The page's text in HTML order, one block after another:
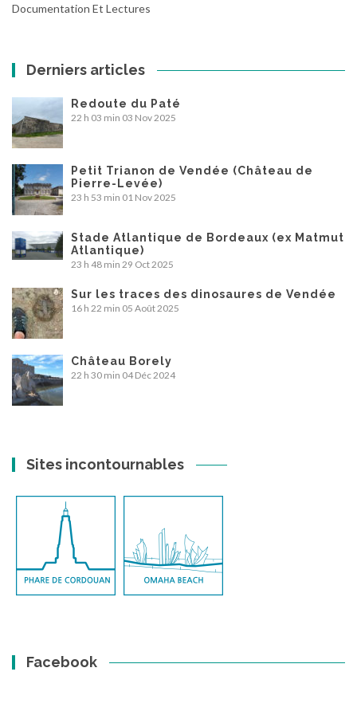
Documentation Et Lectures
Derniers articles
Redoute du Paté
22 h 03 min 03 Nov 2025
Petit Trianon de Vendée (Château de
Pierre-Levée)
23 h 53 min 01 Nov 2025
Stade Atlantique de Bordeaux (ex Matmut
Atlantique)
23 h 48 min 29 Oct 2025
Sur les traces des dinosaures de Vendée
16 h 22 min 05 Août 2025
Château Borely
22 h 30 min 04 Déc 2024
Sites incontournables
Facebook